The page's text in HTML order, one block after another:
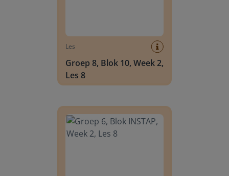
Les
Groep 8, Blok 10, Week 2,
Les 8